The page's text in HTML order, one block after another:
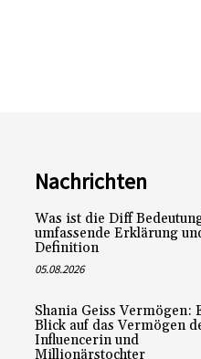
Nachrichten
Was ist die Diff
umfassende Erklärung
Definition
05.08.2026
Shania Geiss Vermögen:
Blick auf das Vermögen
Influencerin und
Millionärstochter